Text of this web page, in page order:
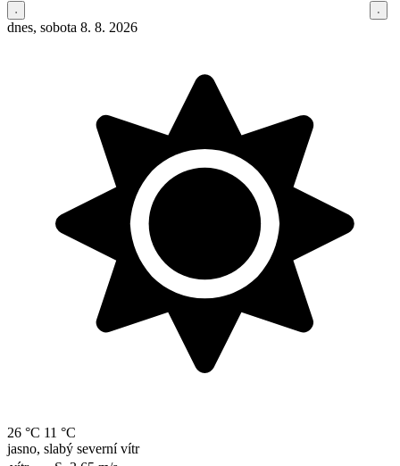
dnes, sobota 8. 8. 2026
26 °C 11 °C
jasno, slabý severní vítr